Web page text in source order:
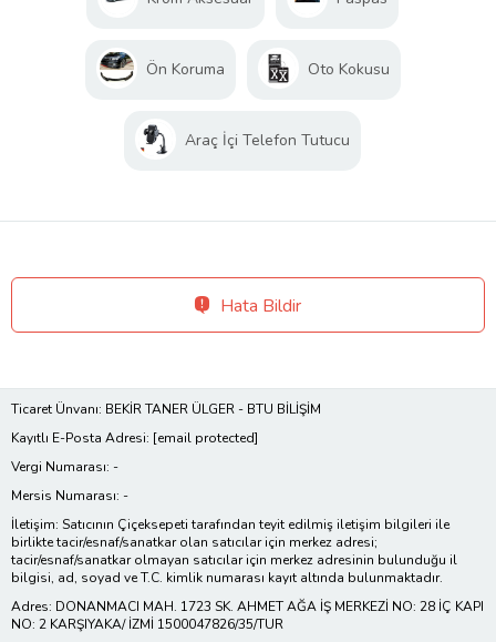
Ön Koruma Oto Kokusu
Araç İçi Telefon Tutucu
Hata Bildir
Ticaret Ünvanı: BEKİR TANER ÜLGER - BTU BİLİŞİM
Kayıtlı E-Posta Adresi: [email protected]
Vergi Numarası: -
Mersis Numarası: -
İletişim: Satıcının Çiçeksepeti tarafından teyit edilmiş iletişim bilgileri ile
birlikte tacir/esnaf/sanatkar olan satıcılar için merkez adresi;
tacir/esnaf/sanatkar olmayan satıcılar için merkez adresinin bulunduğu il
bilgisi, ad, soyad ve T.C. kimlik numarası kayıt altında bulunmaktadır.
Adres: DONANMACI MAH. 1723 SK. AHMET AĞA İŞ MERKEZİ NO: 28 İÇ KAPI
NO: 2 KARŞIYAKA/ İZMİ 1500047826/35/TUR